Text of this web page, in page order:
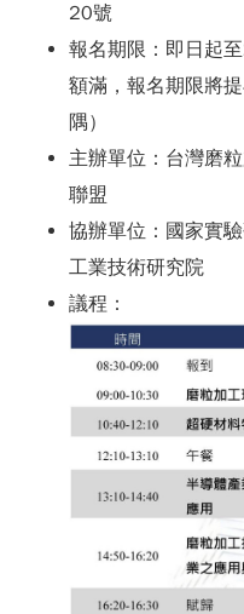
20號
報名期限：即日起
額滿，報名期限將
隅）
主辦單位：台灣磨
聯盟
協辦單位：國家實
工業技術研究院
議程：